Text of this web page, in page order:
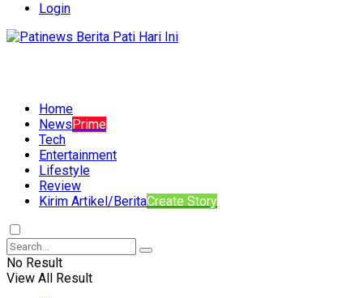
Login
Home
NewsPrime
Tech
Entertainment
Lifestyle
Review
Kirim Artikel/BeritaCreate Story
No Result
View All Result